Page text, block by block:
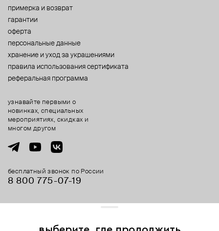
примерка и возврат
гарантии
оферта
персональные данные
хранение и уход за украшениями
правила использования сертификата
реферальная программа
бесплатный звонок по России
8 800 775⁠-07⁠-19
узнавайте первыми о
новинках, специальных
мероприятиях, скидках и
многом другом